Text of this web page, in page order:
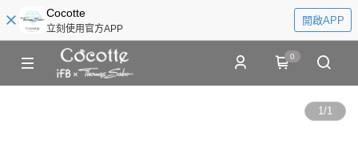
Cocotte
立刻使用官方APP
開啟APP
0
1/1